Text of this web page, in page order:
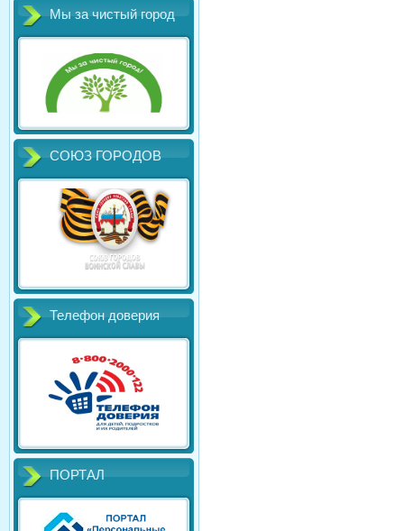
Мы за чистый город
СОЮЗ ГОРОДОВ
Телефон доверия
ПОРТАЛ